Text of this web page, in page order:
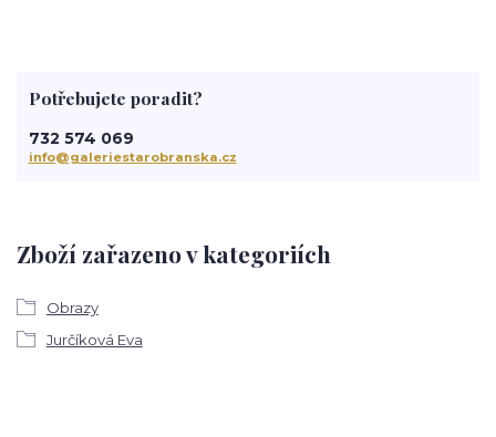
Zboží zařazeno v kategoriích
Obrazy
Jurčíková Eva
Potřebujete poradit?
732 574 069
info@galeriestarobranska.cz